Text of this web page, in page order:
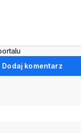
Dodaj komentarz